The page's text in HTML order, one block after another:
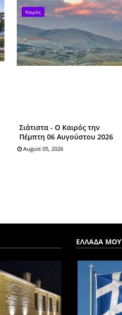
Καιρός
Σιάτιστα - Ο Καιρός την
Πέμπτη 06 Αυγούστου 2026
August 05, 2026
ΕΛΛΑΔΑ ΜΟΥ